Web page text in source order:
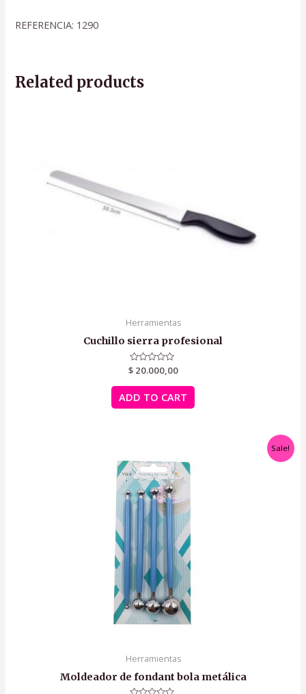
REFERENCIA: 1290
Related products
Herramientas
Cuchillo sierra profesional
Rated
out
of
5
$20.000,00
ADD TO CART
Sale!
Herramientas
Moldeador de fondant bola metálica